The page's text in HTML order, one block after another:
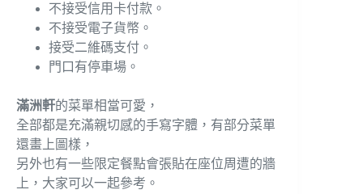
不接受信用卡付款。
不接受電子貨幣。
接受二維碼支付。
門口有停車場。
滿洲軒的菜單相當可愛，
全部都是充滿親切感的手寫字體，有部分菜單
還畫上圖樣，
另外也有一些限定餐點會張貼在座位周遭的牆
上，大家可以一起參考。